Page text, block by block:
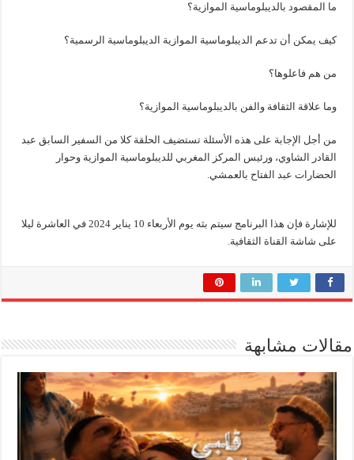
ما المقصود بالديبلوماسية الموازية؟
كيف يمكن أن تدعم الديبلوماسية الموازية الديبلوماسية الرسمية؟
من هم فاعلوها؟
وما علاقة الثقافة والفن بالديبلوماسية الموازية؟
من أجل الإجابة على هذه الأسئلة تستضيف الحلقة كلا من السفير السابق عبد
القادر الشاوي، ورئيس المركز المغربي للديبلوماسية الموازية وحوار
الحضارات عبد الفتاح بالعمشي.
للإشارة فإن هذا البرنامج سيتم بثه يوم الأربعاء 10 يناير 2024 في العاشرة ليلا
على شاشة القناة الثقافية.
مقالات مشابهة